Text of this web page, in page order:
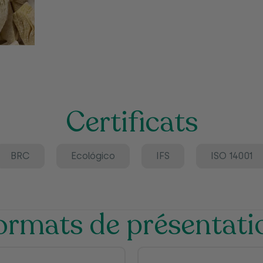
Certificats
BRC Ecológico IFS ISO 14001
de